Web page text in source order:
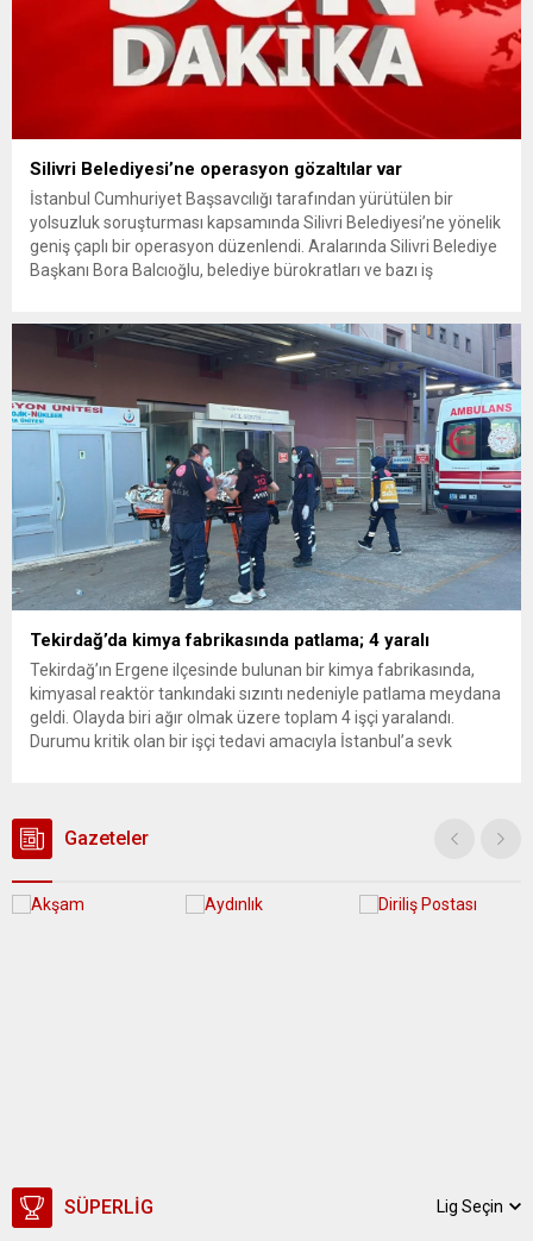
Silivri Belediyesi’ne operasyon gözaltılar var
İstanbul Cumhuriyet Başsavcılığı tarafından yürütülen bir
yolsuzluk soruşturması kapsamında Silivri Belediyesi’ne yönelik
geniş çaplı bir operasyon düzenlendi. Aralarında Silivri Belediye
Başkanı Bora Balcıoğlu, belediye bürokratları ve bazı iş
inceleme ve arama çalışmaları devam ediyor. İstanbul’da...
Tekirdağ’da kimya fabrikasında patlama; 4 yaralı
Tekirdağ’ın Ergene ilçesinde bulunan bir kimya fabrikasında,
kimyasal reaktör tankındaki sızıntı nedeniyle patlama meydana
geldi. Olayda biri ağır olmak üzere toplam 4 işçi yaralandı.
Durumu kritik olan bir işçi tedavi amacıyla İstanbul’a sevk
Gazeteler
SÜPERLIG Lig Seçin